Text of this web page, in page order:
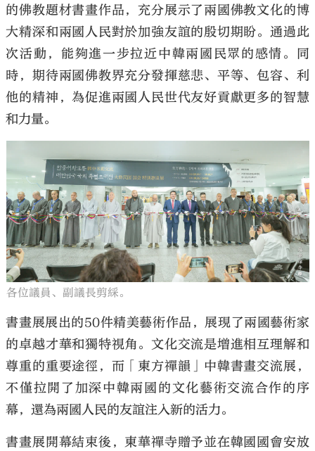
的佛教題材書畫作品，充分展示了兩國佛教文化的博
大精深和兩國人民對於加強友誼的殷切期盼。通過此
次活動，能夠進一步拉近中韓兩國民眾的感情。同
時，期待兩國佛教界充分發揮慈悲、平等、包容、利
他的精神，為促進兩國人民世代友好貢獻更多的智慧
和力量。
各位議員、副議長剪綵。
書畫展展出的50件精美藝術作品，展現了兩國藝術家
的卓越才華和獨特視角。文化交流是增進相互理解和
尊重的重要途徑，而「東方禪韻」中韓書畫交流展，
不僅拉開了加深中韓兩國的文化藝術交流合作的序
幕，還為兩國人民的友誼注入新的活力。
書畫展開幕結束後，東華禪寺贈予並在韓國國會安放